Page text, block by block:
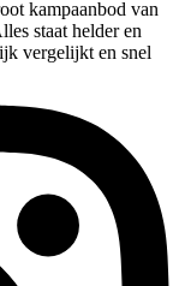
kampaanbod van
staat helder en
vergelijkt en snel